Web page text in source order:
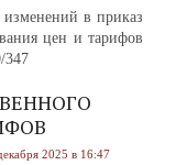
в приказ
цен и тарифов
347
2025 в 16:47